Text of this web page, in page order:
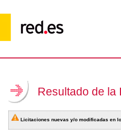
Resultado de la
Licitaciones nuevas y/o modificadas en